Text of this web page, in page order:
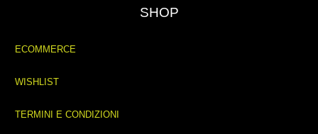
SHOP
ECOMMERCE
WISHLIST
TERMINI E CONDIZIONI